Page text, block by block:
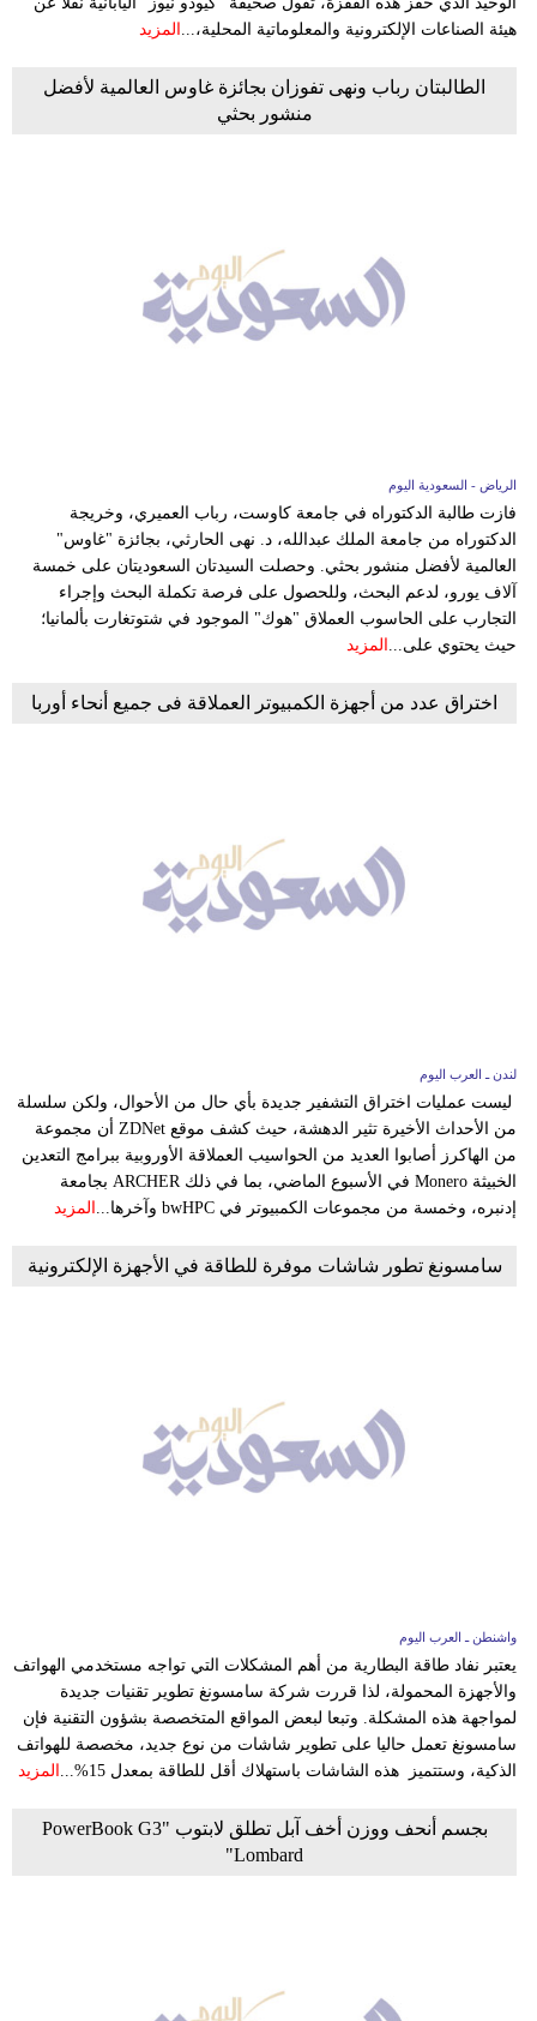
هيئة الصناعات الإلكترونية والمعلوماتية المحلية،... المزيد
الطالبتان رباب ونهى تفوزان بجائزة غاوس العالمية لأفضل
منشور بحثي
الرياض - السعودية اليوم
فازت طالبة الدكتوراه في جامعة كاوست، رباب العميري، وخريجة
الدكتوراه من جامعة الملك عبدالله، د. نهى الحارثي، بجائزة "غاوس"
العالمية لأفضل منشور بحثي. وحصلت السيدتان السعوديتان على خمسة
آلاف يورو، لدعم البحث، وللحصول على فرصة تكملة البحث وإجراء
التجارب على الحاسوب العملاق "هوك" الموجود في شتوتغارت بألمانيا؛
حيث يحتوي على...
المزيد
اختراق عدد من أجهزة الكمبيوتر العملاقة فى جميع أنحاء أوربا
لندن ـ العرب اليوم
ليست عمليات اختراق التشفير جديدة بأي حال من الأحوال، ولكن سلسلة
من الأحداث الأخيرة تثير الدهشة، حيث كشف موقع ZDNet أن مجموعة
من الهاكرز أصابوا العديد من الحواسيب العملاقة الأوروبية ببرامج التعدين
الخبيثة Monero في الأسبوع الماضي، بما في ذلك ARCHER بجامعة
إدنبره، وخمسة من مجموعات الكمبيوتر في bwHPC وآخرها...
المزيد
سامسونغ تطور شاشات موفرة للطاقة في الأجهزة الإلكترونية
واشنطن ـ العرب اليوم
يعتبر نفاد طاقة البطارية من أهم المشكلات التي تواجه مستخدمي الهواتف
والأجهزة المحمولة، لذا قررت شركة سامسونغ تطوير تقنيات جديدة
لمواجهة هذه المشكلة. وتبعا لبعض المواقع المتخصصة بشؤون التقنية فإن
سامسونغ تعمل حاليا على تطوير شاشات من نوع جديد، مخصصة للهواتف
الذكية، وستتميز هذه الشاشات باستهلاك أقل للطاقة بمعدل 15%...
المزيد
بجسم أنحف ووزن أخف آبل تطلق لابتوب "PowerBook G3
Lombard"